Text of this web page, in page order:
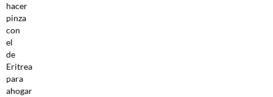
hacer
pinza
con
el
de
Eritrea
para
ahogar